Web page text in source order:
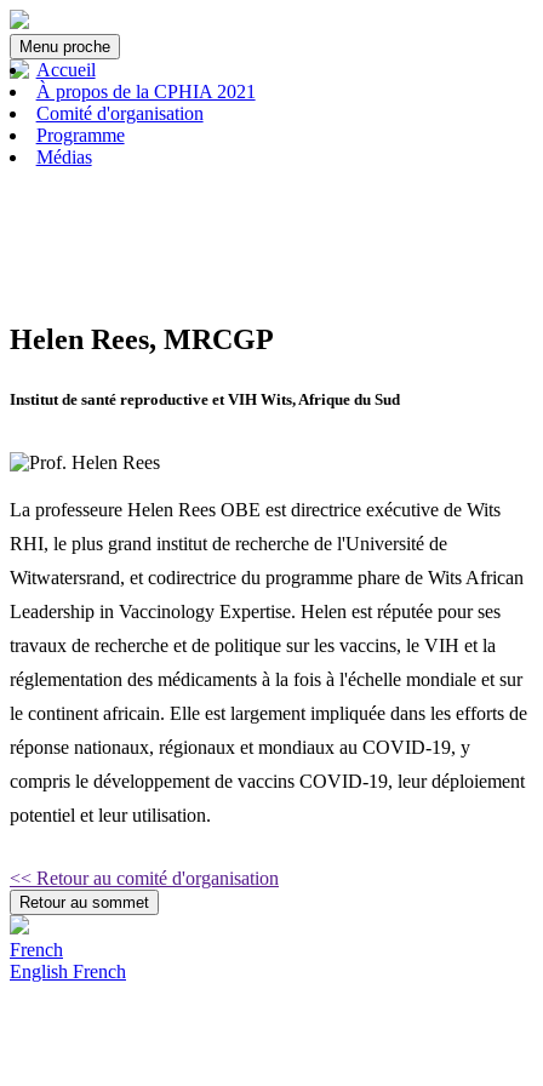
Menu proche
Accueil
À propos de la CPHIA 2021
Comité d'organisation
Programme
Médias
Helen Rees, MRCGP
Institut de santé reproductive et VIH Wits, Afrique du Sud
La professeure Helen Rees OBE est directrice exécutive de Wits
RHI, le plus grand institut de recherche de l'Université de
Witwatersrand, et codirectrice du programme phare de Wits African
Leadership in Vaccinology Expertise. Helen est réputée pour ses
travaux de recherche et de politique sur les vaccins, le VIH et la
réglementation des médicaments à la fois à l'échelle mondiale et sur
le continent africain. Elle est largement impliquée dans les efforts de
réponse nationaux, régionaux et mondiaux au COVID-19, y
compris le développement de vaccins COVID-19, leur déploiement
potentiel et leur utilisation.
<< Retour au comité d'organisation
Retour au sommet
French
English French